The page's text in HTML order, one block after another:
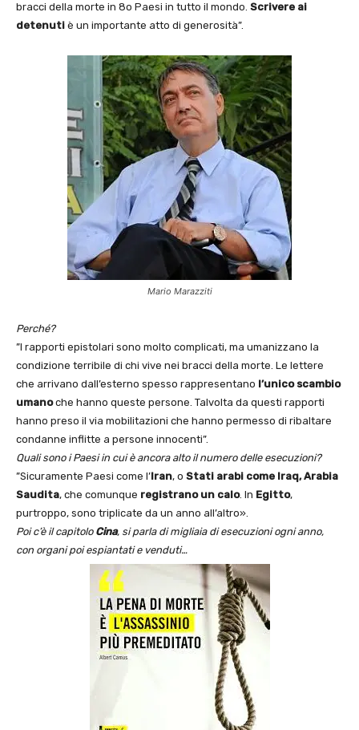
bracci della morte in 8o Paesi in tutto il mondo. Scrivere ai
detenuti è un importante atto di generosità”.
Mario Marazziti
Perché?
”I rapporti epistolari sono molto complicati, ma umanizzano la
condizione terribile di chi vive nei bracci della morte. Le lettere
che arrivano dall’esterno spesso rappresentano l’unico scambio
umanoche hanno queste persone. Talvolta da questi rapporti
hanno preso il via mobilitazioni che hanno permesso di ribaltare
condanne inflitte a persone innocenti”.
Quali sono i Paesi in cui è ancora alto il numero delle esecuzioni?
”Sicuramente Paesi come l’Iran, o Stati arabi come Iraq, Arabia
Saudita, che comunque registrano un calo. In Egitto,
purtroppo, sono triplicate da un anno all’altro».
Poi c’è il capitolo Cina, si parla di migliaia di esecuzioni ogni anno,
con organi poi espiantati e venduti…